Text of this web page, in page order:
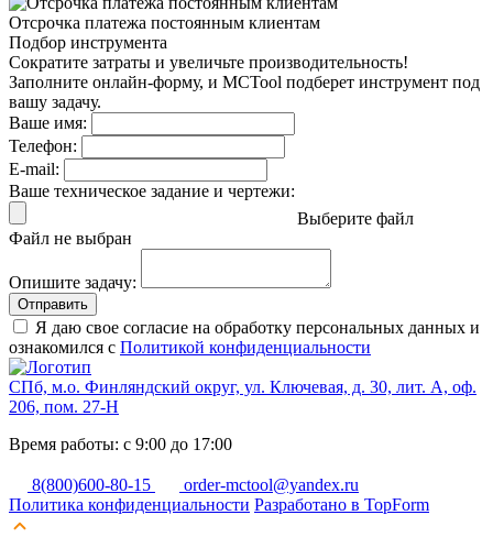
Отсрочка платежа постоянным клиентам
Подбор инструмента
Сократите затраты и увеличьте производительность!
Заполните онлайн-форму, и MCTool подберет инструмент под
вашу задачу.
Ваше имя:
Телефон:
E-mail:
Ваше техническое задание и чертежи:
Выберите файл
Файл не выбран
Опишите задачу:
Отправить
Я даю свое согласие на обработку персональных данных и
ознакомился с Политикой конфиденциальности
СПб, м.о. Финляндский округ, ул. Ключевая, д. 30, лит. А, оф.
206, пом. 27-Н
Время работы: с 9:00 до 17:00
8(800)600-80-15
order-mctool@yandex.ru
Политика конфиденциальности Разработано в TopForm